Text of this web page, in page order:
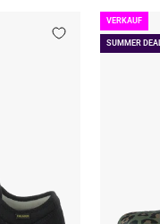
SUMMER DEAL
VERKAUF